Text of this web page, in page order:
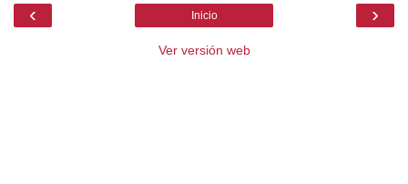
‹ ›
Inicio
Ver versión web